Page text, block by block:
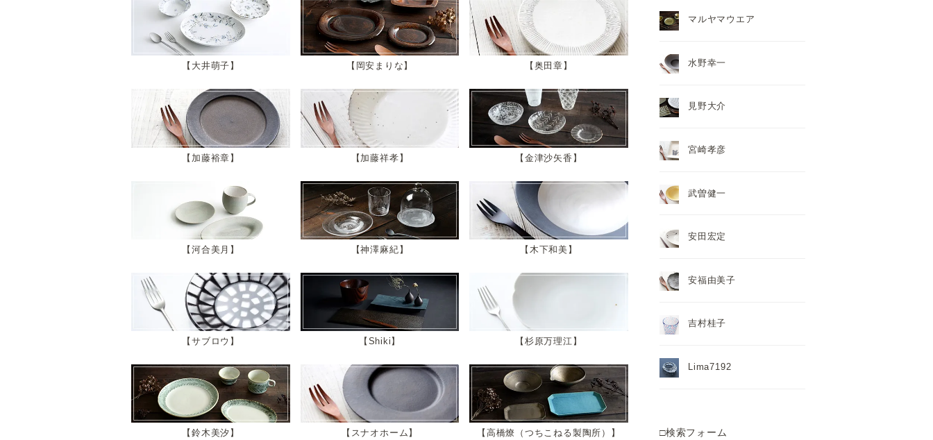
大井萌子 岡安まりな 奥田章
加藤裕章 加藤祥孝 金津沙矢香
河合美月 神澤麻紀 木下和美
サブロウ Shiki 杉原万理江
鈴木美汐 スナオホーム 高橋燎（つちこねる製陶所）
マルヤマウエア
水野幸一
見野大介
宮崎孝彦
武曽健一
安田宏定
安福由美子
吉村桂子
Lima7192
□検索フォーム